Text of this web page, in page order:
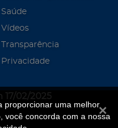
proporcionar uma melhor
você concorda com a nossa
Saúde
Vídeos
Transparência
Privacidade
17/02/2025